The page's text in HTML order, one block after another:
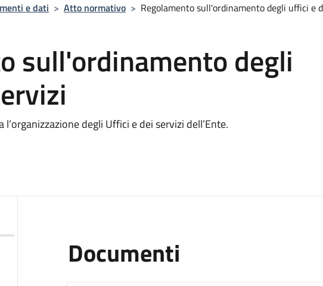
e dati > Atto normativo > Regolamento sull'ordinamento degli uffici e
sull'ordinamento degli
degli Uffici e dei servizi dell’Ente.
Documenti